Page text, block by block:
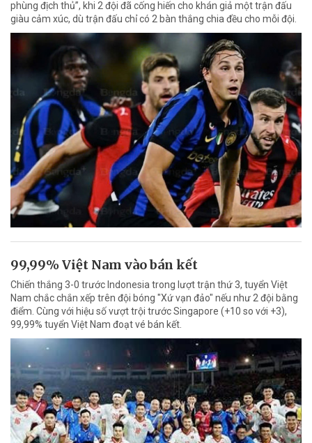
phùng địch thủ”, khi 2 đội đã cống hiến cho khán giả một trận đấu
giàu cảm xúc, dù trận đấu chỉ có 2 bàn thắng chia đều cho mỗi đội.
99,99% Việt Nam vào bán kết
Chiến thắng 3-0 trước Indonesia trong lượt trận thứ 3, tuyển Việt
Nam chắc chắn xếp trên đội bóng "Xứ vạn đảo" nếu như 2 đội bằng
điểm. Cùng với hiệu số vượt trội trước Singapore (+10 so với +3),
99,99% tuyển Việt Nam đoạt vé bán kết.